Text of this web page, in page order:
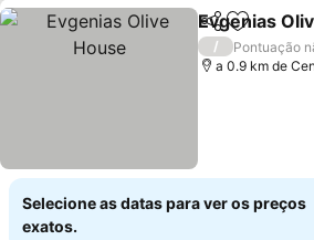
Partilhar
Evgenias
/
Pontuação
a 0.9 km de
Selecione as datas para ver os preços
exatos.